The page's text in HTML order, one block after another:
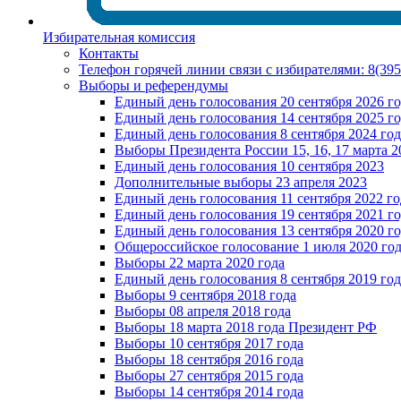
Избирательная комиссия
Контакты
Телефон горячей линии связи с избирателями:
Выборы и референдумы
Единый день голосования 20 сентября 2026
Единый день голосования 14 сентября 2025
Единый день голосования 8 сентября 2024
Выборы Президента России 15, 16, 17 марта
Единый день голосования 10 сентября 2023
Дополнительные выборы 23 апреля 2023
Единый день голосования 11 сентября 2022
Единый день голосования 19 сентября 2021
Единый день голосования 13 сентября 2020
Общероссийское голосование 1 июля 2020
Выборы 22 марта 2020 года
Единый день голосования 8 сентября 2019
Выборы 9 сентября 2018 года
Выборы 08 апреля 2018 года
Выборы 18 марта 2018 года Президент РФ
Выборы 10 сентября 2017 года
Выборы 18 сентября 2016 года
Выборы 27 сентября 2015 года
Выборы 14 сентября 2014 года